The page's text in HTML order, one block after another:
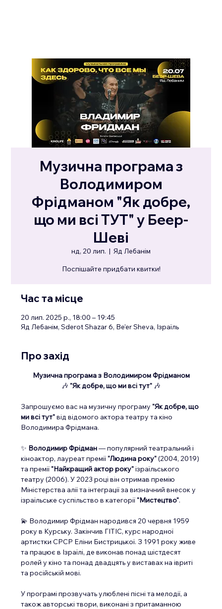
Музична програма з
Володимиром
Фрідманом "Як добре,
що ми всі ТУТ" у Беер-
Шеві
нд, 20 лип.
  |
Яд Лебанім
Поспішайте придбати квитки!
Час та місце
20 лип. 2025 р., 18:00 – 19:45
Яд Лебанім, Sderot Shazar 6, Be'er Sheva, Ізраїль
Про захід
Музична програма з Володимиром Фрідманом
🎶 "Як добре, що ми всі тут" 🎶
Запрошуємо вас на музичну програму "Як добре, що
ми всі тут" від відомого актора театру та кіно
Володимира Фрідмана.
✨ Володимир Фрідман — популярний театральний і
кіноактор, лауреат премії "Людина року" (2004, 2019)
та премії "Найкращий актор року" ізраїльського
театру (2006). У 2023 році він отримав премію
Міністерства алії та інтеграції за визначний внесок у
ізраїльське суспільство в категорії "Мистецтво".
💫 Володимир Фрідман народився 20 червня 1959
року в Курську. Закінчив ГІТІС, курс народної
артистки СРСР Еліни Бистрицької. З 1991 року живе
та працює в Ізраїлі, де виконав понад шістдесят
ролей у кіно та понад двадцять у виставах на івриті
та російській мові.
У програмі прозвучать улюблені пісні та мелодії, а
також авторські твори, виконані з притаманною